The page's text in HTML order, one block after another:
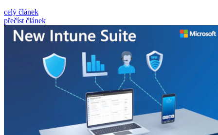
celý článek
přečíst článek